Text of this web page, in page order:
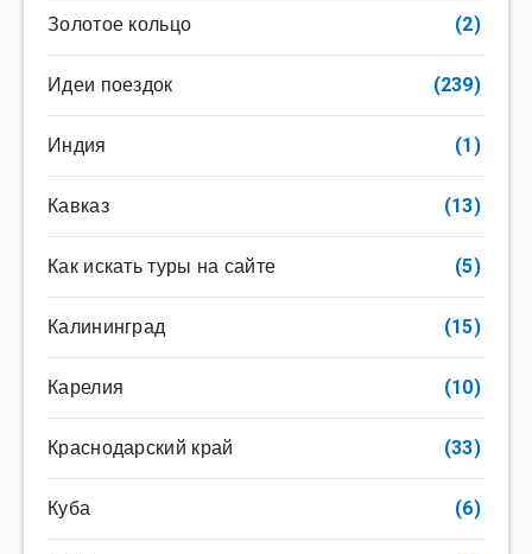
Золотое кольцо (2)
Идеи поездок (239)
Индия (1)
Кавказ (13)
Как искать туры на сайте (5)
Калининград (15)
Карелия (10)
Краснодарский край (33)
Куба (6)